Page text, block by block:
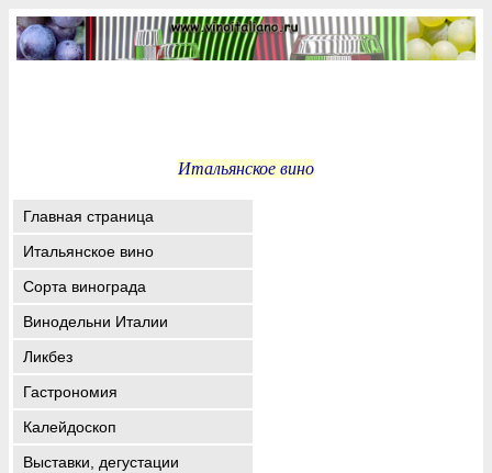
Итальянское вино
Главная страница
Итальянское вино
Сорта винограда
Винодельни Италии
Ликбез
Гастрономия
Калейдоскоп
Выставки, дегустации